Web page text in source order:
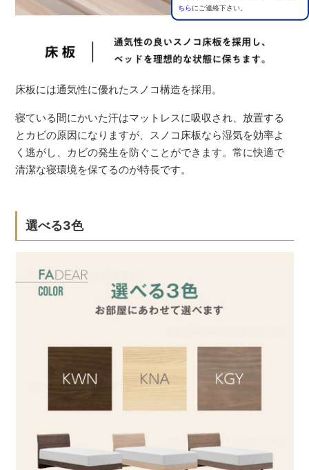
ちらにご連絡下さい。
床板には通気性に優れたスノコ構造を採用。
寝ている間にかいた汗はマットレスに吸収され、放置する
とカビの原因になりますが、スノコ床板なら湿気を効率よ
く逃がし、カビの発生を防ぐことができます。常に快適で
清潔な寝環境を保てるのが特長です。
選べる3色